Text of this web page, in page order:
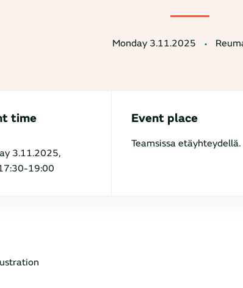
Monday 3.11.2025
time
3.11.2025,
19:00
Event place
Teamsissa etäyhteydellä.